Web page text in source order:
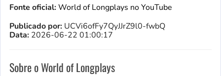
Fonte oficial:World of Longplays no YouTube
Publicado por: UCVi6ofFy7QyJJrZ9l0-fwbQ
Data: 2026-06-22 01:00:17
Sobre o World of Longplays